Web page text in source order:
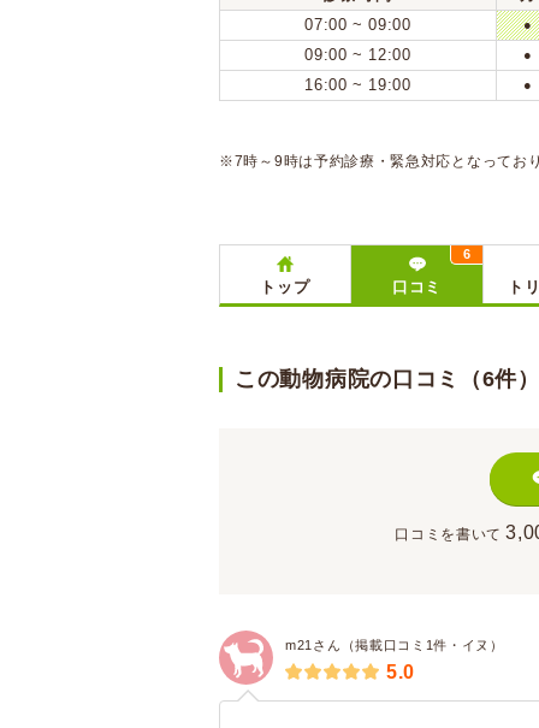
07:00 ~ 09:00
●
09:00 ~ 12:00 ●
16:00 ~ 19:00 ●
※7時～9時は予約診療・緊急対応となってお
トップ 口コミ
6
ト
この動物病院の口コミ（6件）
口コミを書いて
m21さん（掲載口コミ1件・イヌ）
5.0